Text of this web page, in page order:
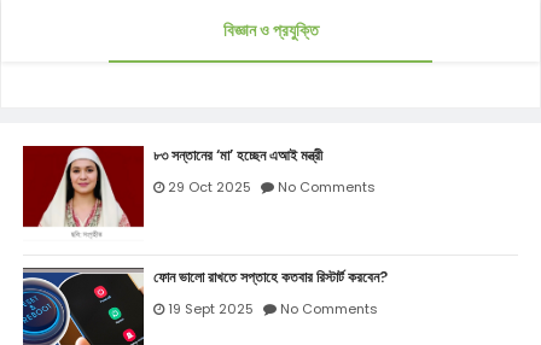
বিজ্ঞান ও প্রযুক্তি
৮৩ সন্তানের ‘মা’ হচ্ছেন এআই মন্ত্রী
29 Oct 2025 No Comments
ফোন ভালো রাখতে সপ্তাহে কতবার রিস্টার্ট করবেন?
19 Sept 2025 No Comments